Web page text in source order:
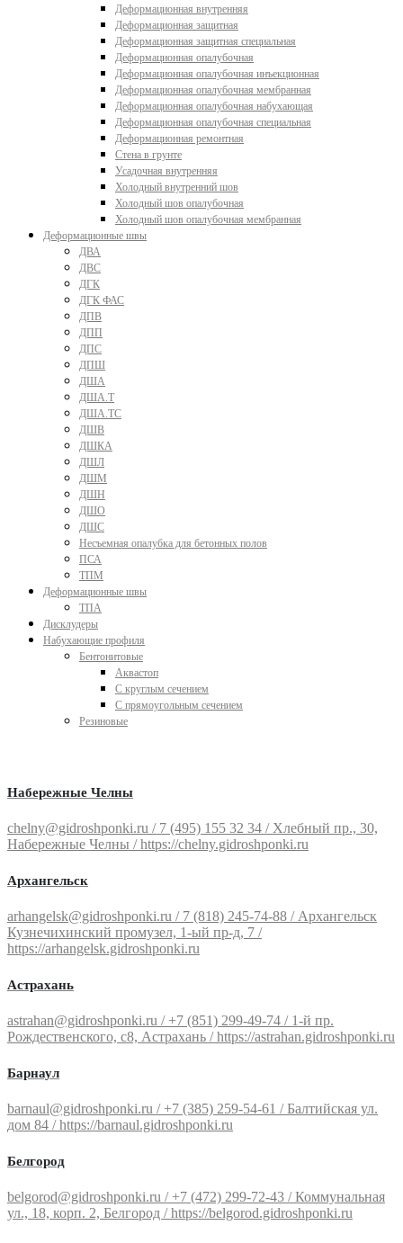
Деформационная внутренняя
Деформационная защитная
Деформационная защитная специальная
Деформационная опалубочная
Деформационная опалубочная инъекционная
Деформационная опалубочная мембранная
Деформационная опалубочная набухающая
Деформационная опалубочная специальная
Деформационная ремонтная
Стена в грунте
Усадочная внутренняя
Холодный внутренний шов
Холодный шов опалубочная
Холодный шов опалубочная мембранная
Деформационные швы
ДВА
ДВС
ДГК
ДГК ФАС
ДПВ
ДПП
ДПС
ДПШ
ДША
ДША.Т
ДША.ТС
ДШВ
ДШКА
ДШЛ
ДШМ
ДШН
ДШО
ДШС
Несъемная опалубка для бетонных полов
ПСА
ТПМ
Деформационные швы
ТПА
Дисклудеры
Набухающие профиля
Бентонитовые
Аквастоп
С круглым сечением
С прямоугольным сечением
Резиновые
Набережные Челны
chelny@gidroshponki.ru / 7 (495) 155 32 34 / Хлебный пр., 30,
Набережные Челны / https://chelny.gidroshponki.ru
Архангельск
arhangelsk@gidroshponki.ru / 7 (818) 245-74-88 / Архангельск
Кузнечихинский промузел, 1-ый пр-д, 7 /
https://arhangelsk.gidroshponki.ru
Астрахань
astrahan@gidroshponki.ru / +7 (851) 299-49-74 / 1-й пр.
Рождественского, с8, Астрахань / https://astrahan.gidroshponki.ru
Барнаул
barnaul@gidroshponki.ru / +7 (385) 259-54-61 / Балтийская ул.
дом 84 / https://barnaul.gidroshponki.ru
Белгород
belgorod@gidroshponki.ru / +7 (472) 299-72-43 / Коммунальная
ул., 18, корп. 2, Белгород / https://belgorod.gidroshponki.ru